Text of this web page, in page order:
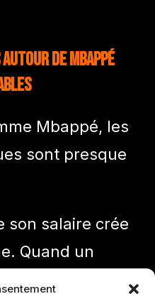
de Mbappé
Mbappé, les
sont presque
son salaire crée
Quand un